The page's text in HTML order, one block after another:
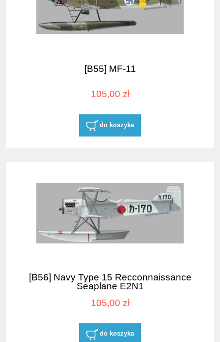
[B55] MF-11
105,00 zł
do koszyka
[B56] Navy Type 15 Recconnaissance
Seaplane E2N1
105,00 zł
do koszyka